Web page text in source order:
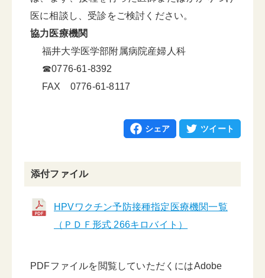
医に相談し、受診をご検討ください。
協力医療機関
福井大学医学部附属病院産婦人科
☎0776-61-8392
FAX 0776-61-8117
シェア ツイート
添付ファイル
HPVワクチン予防接種指定医療機関一覧
（ＰＤＦ形式 266キロバイト）
PDFファイルを閲覧していただくにはAdobe